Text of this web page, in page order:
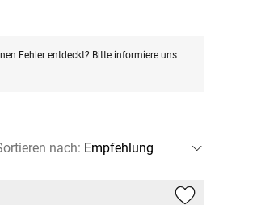
Fehler entdeckt? Bitte informiere uns
nach: